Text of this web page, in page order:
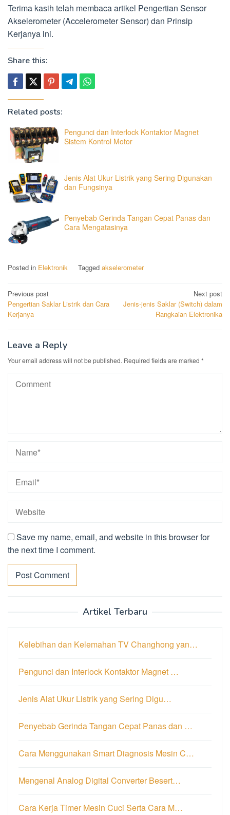
Terima kasih telah membaca artikel Pengertian Sensor
Akselerometer (Accelerometer Sensor) dan Prinsip
Kerjanya ini.
Share this:
Related posts:
Pengunci dan Interlock Kontaktor Magnet
Sistem Kontrol Motor
Jenis Alat Ukur Listrik yang Sering Digunakan
dan Fungsinya
Penyebab Gerinda Tangan Cepat Panas dan
Cara Mengatasinya
Posted in Elektronik Tagged akselerometer
Post
navigation
Previous post
Pengertian Saklar Listrik dan Cara
Kerjanya
Next post
Jenis-jenis Saklar (Switch) dalam
Rangkaian Elektronika
Leave a Reply
Your email address will not be published. Required fields are marked *
Save my name, email, and website in this browser for
the next time I comment.
Artikel Terbaru
Kelebihan dan Kelemahan TV Changhong yan…
Pengunci dan Interlock Kontaktor Magnet …
Jenis Alat Ukur Listrik yang Sering Digu…
Penyebab Gerinda Tangan Cepat Panas dan …
Cara Menggunakan Smart Diagnosis Mesin C…
Mengenal Analog Digital Converter Besert…
Cara Kerja Timer Mesin Cuci Serta Cara M…